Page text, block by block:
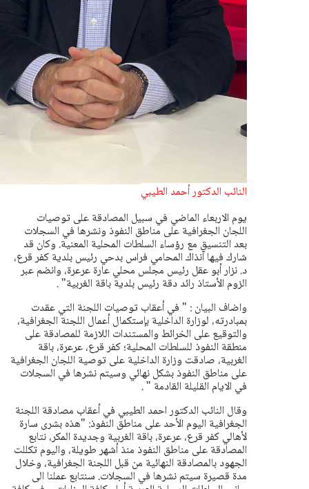
النائب الدكتور أحمد الطيبي
يوم الاربعاء الماضي في سبيل المصادقة على توصيات
اللجان الجغرافية على مناطق النفوذ ونشرها في السجلات
بعد التنسيق مع رؤساء السلطات المحلية المعنية. وكان قد
شارك فيها آنذاك المحامي فراس بدحي رئيس بلدية كفر قرع،
د. نزار أبو عقل رئيس مجلس محلي عارة عرعرة، وانضم عبر
الزوم الأستاذ رائد دقة رئيس بلدية باقة الغربية" .
واضاف البيان : " في أعقاب توصيات اللجنة التي عقدت
بمبادرته، لوزارة الداخلية بإستكمال أعمال اللجنة الجغرافية،
والتوقيع على الخرائط والمستندات اللازمة للمصادقة على
منطقة النفوذ للسلطات المحلية؛ كفر قرع، عرعرة، باقة
الغربية، صادقت وزارة الداخلية على توصية اللجان الجغرافية
على مناطق النفوذ بشكل نهائي وسيتم نشرها في السجلات
في الايام القليلة القادمة " .
وقال النائب الدكتور احمد الطيبي في أعقاب مصادقة اللجنة
الجغرافية اليوم الأحد على مناطق النفوذ: "هذه بشرى سارة
لأهالي كفر قرع، عرعرة، باقة الغربية وجديدة المكر، نتابع
المصادقة على مناطق النفوذ منذ أشهر طويلة، واليوم تكللت
الجهود بالمصادقة النهائية من قبل اللجنة الجغرافية، وخلال
مدة قصيرة سيتم نشرها في السجلات. سنتابع عملنا الى